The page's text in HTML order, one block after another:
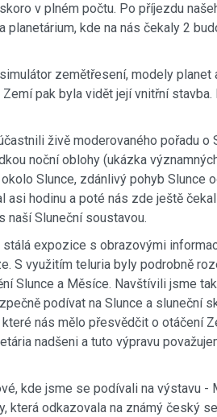
v plném počtu. Po příjezdu
kde na nás čekaly 2
zemětřesení, modely planet
pak byla vidět její vnitřní stavba.
živě moderovaného pořadu o
noční oblohy (ukázka
Slunce, zdánlivý pohyb Slunce
asi hodinu a poté nás zde ještě
naší Sluneční soustavou.
stálá expozice s obrazovými
S využitím teluria byly podrobně
Slunce a Měsíce. Navštívili jsme
podívat na Slunce a sluneční
nás mělo přesvědčit o otáčení
nadšeni a tuto výpravu
kde jsme se podívali na výstavu -
která odkazovala na známý český